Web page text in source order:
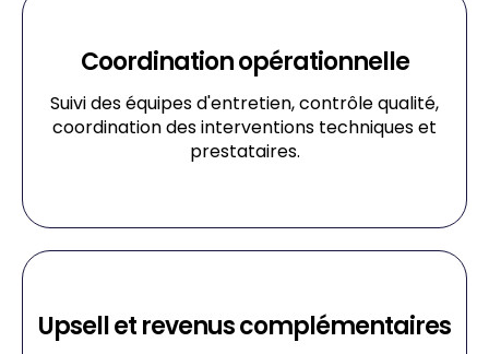
Coordination opérationnelle
Suivi des équipes d'entretien, contrôle qualité,
coordination des interventions techniques et
prestataires.
Upsell et revenus complémentaires